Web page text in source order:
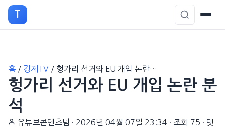
T
홈 / 경제TV / 헝가리 선거와 EU 개입 논란…
헝가리 선거와 EU 개입 논란 분
석
유튜브콘텐츠팀 · 2026년 04월 07일 23:34 · 조회 75 · 댓